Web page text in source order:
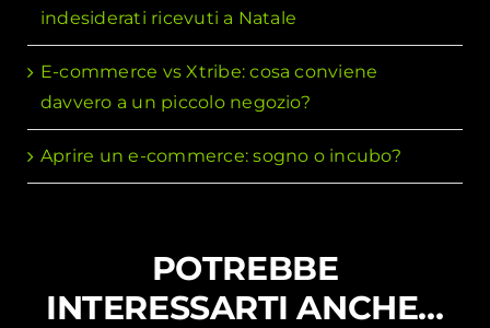
indesiderati ricevuti a Natale
E-commerce vs Xtribe: cosa conviene
davvero a un piccolo negozio?
Aprire un e-commerce: sogno o incubo?
POTREBBE
INTERESSARTI ANCHE…